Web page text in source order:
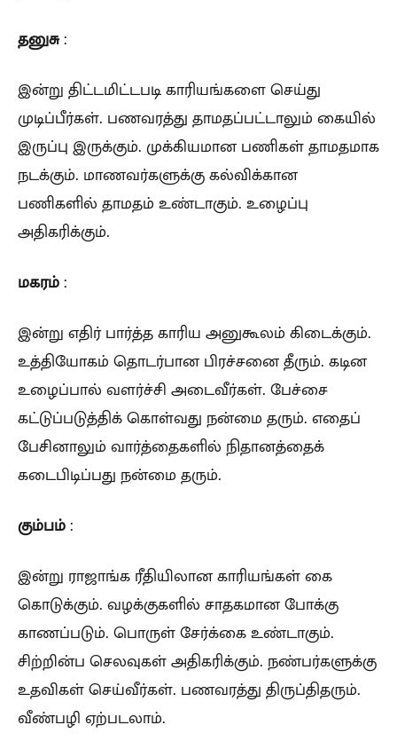
தனுசு:
இன்று திட்டமிட்டபடி காரியங்களை செய்து
முடிப்பீர்கள். பணவரத்து தாமதப்பட்டாலும் கையில்
இருப்பு இருக்கும். முக்கியமான பணிகள் தாமதமாக
நடக்கும். மாணவர்களுக்கு கல்விக்கான
பணிகளில் தாமதம் உண்டாகும். உழைப்பு
அதிகரிக்கும்.
மகரம் :
இன்று எதிர் பார்த்த காரிய அனுகூலம் கிடைக்கும்.
உத்தியோகம் தொடர்பான பிரச்சனை தீரும். கடின
உழைப்பால் வளர்ச்சி அடைவீர்கள். பேச்சை
கட்டுப்படுத்திக் கொள்வது நன்மை தரும். எதைப்
பேசினாலும் வார்த்தைகளில் நிதானத்தைக்
கடைபிடிப்பது நன்மை தரும்.
கும்பம் :
இன்று ராஜாங்க ரீதியிலான காரியங்கள் கை
கொடுக்கும். வழக்குகளில் சாதகமான போக்கு
காணப்படும். பொருள் சேர்க்கை உண்டாகும்.
சிற்றின்ப செலவுகள் அதிகரிக்கும். நண்பர்களுக்கு
உதவிகள் செய்வீர்கள். பணவரத்து திருப்திதரும்.
வீண்பழி ஏற்படலாம்.